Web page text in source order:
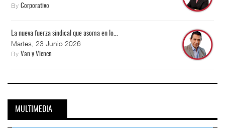
By Corporativo
La nueva fuerza sindical que asoma en lo...
Martes, 23 Junio 2026
By Van y Vienen
MULTIMEDIA